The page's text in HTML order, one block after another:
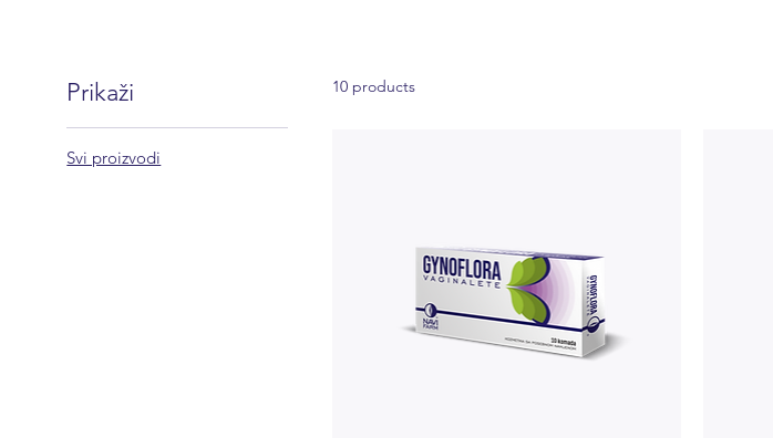
Prikaži
Svi proizvodi
10 products